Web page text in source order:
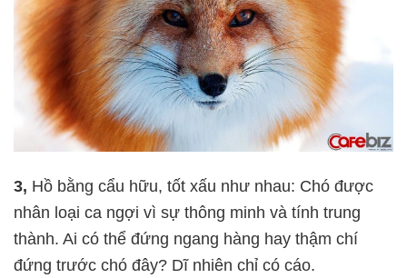
3, Hồ bằng cẩu hữu, tốt xấu như nhau: Chó được
nhân loại ca ngợi vì sự thông minh và tính trung
thành. Ai có thể đứng ngang hàng hay thậm chí
đứng trước chó đây? Dĩ nhiên chỉ có cáo.